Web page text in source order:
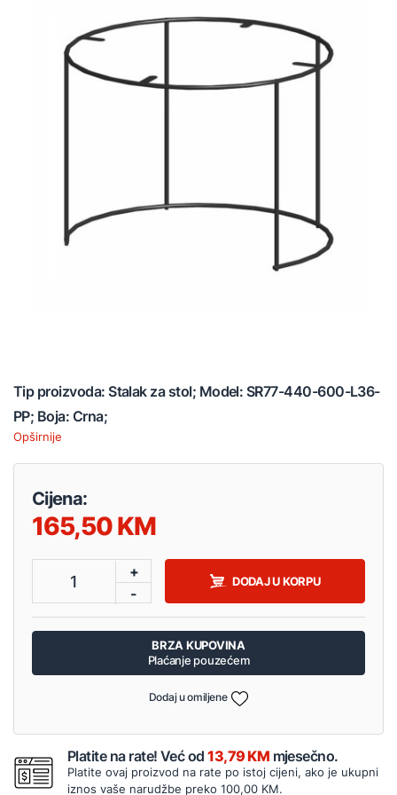
Tip proizvoda: Stalak za stol; Model: SR77-440-600-L36-
PP; Boja: Crna;
Opširnije
Cijena:
165,50
1
+
-
DODAJ U KORPU
BRZA KUPOVINA
Plaćanje pouzećem
Dodaj u omiljene
Platite na rate! Već od13,79 KM mjesečno.
Platite ovaj proizvod na rate po istoj cijeni, ako je ukupni
iznos vaše narudžbe preko 100,00 KM.